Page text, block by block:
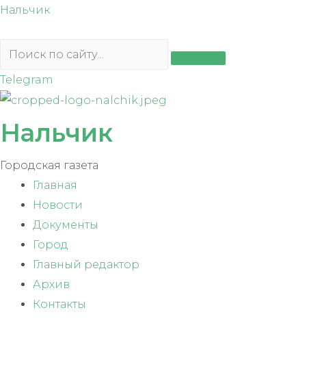
Перейти
содержимому
Нальчик
Telegram
Нальчик
Городская газета
Главная
Новости
Документы
Город
Главный редактор
Архив
Контакты